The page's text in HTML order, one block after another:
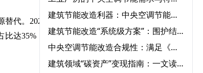
代。2024年，
比达35%，彰显
建筑节能改造利器：中央空调节能改造与自控系统的完美结合‌
建筑节能改造“系统级方案”：围护结构+用能设备+智能控制三重降耗路径‌
中央空调节能改造合规性：满足《公共建筑节能标准》的12项要求‌
建筑领域“碳资产”变现指南：一文读懂CCER方法学如何激活公共建筑节能改造